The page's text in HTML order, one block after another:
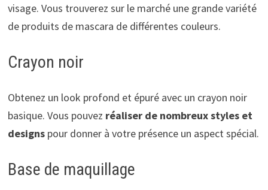
visage. Vous trouverez sur le marché une grande variété
de produits de mascara de différentes couleurs.
Crayon noir
Obtenez un look profond et épuré avec un crayon noir
basique. Vous pouvez réaliser de nombreux styles et
designspour donner à votre présence un aspect spécial.
Base de maquillage